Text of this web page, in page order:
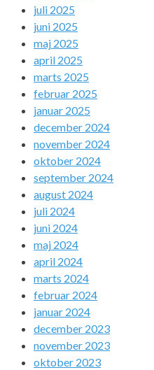
juli 2025
juni 2025
maj 2025
april 2025
marts 2025
februar 2025
januar 2025
december 2024
november 2024
oktober 2024
september 2024
august 2024
juli 2024
juni 2024
maj 2024
april 2024
marts 2024
februar 2024
januar 2024
december 2023
november 2023
oktober 2023